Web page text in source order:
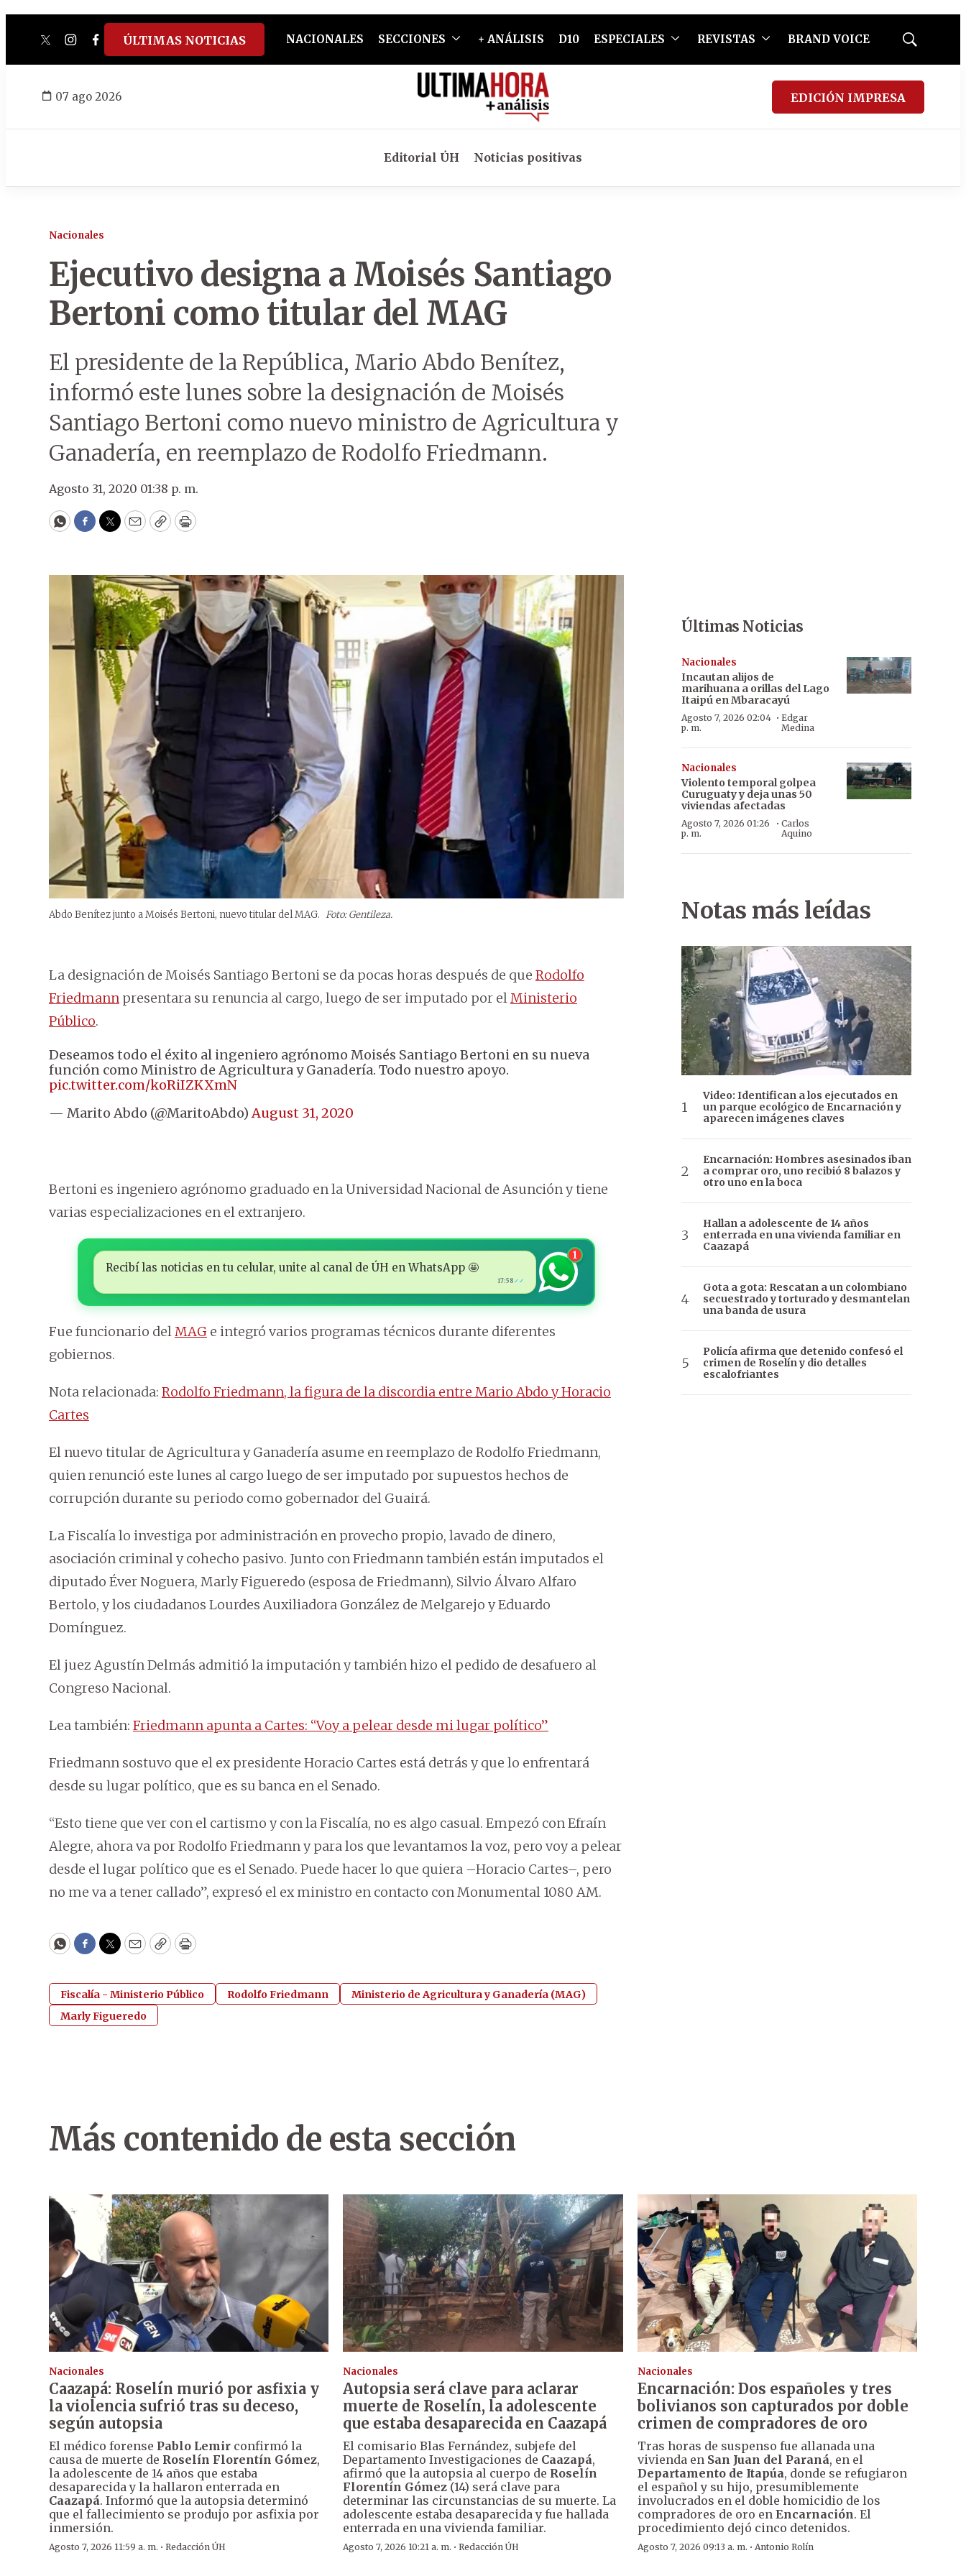
twitterinstagram
facebook
tiktokyoutube
spotify
ÚLTIMAS NOTICIAS NACIONALES SECCIONES + ANÁLISIS D10 ESPECIALES REVISTAS BRAND VOICE
Mostrar
07 ago 2026 EDICIÓN IMPRESA
Editorial ÚH Noticias positivas
Nacionales
Ejecutivo designa a Moisés Santiago
Bertoni como titular del MAG
El presidente de la República, Mario Abdo Benítez,
informó este lunes sobre la designación de Moisés
Santiago Bertoni como nuevo ministro de Agricultura y
Ganadería, en reemplazo de Rodolfo Friedmann.
Agosto 31, 2020 01:38 p. m.
WhatsApp
Facebook
Twitter
EmailCopyPrint
Abdo Benítez junto a Moisés Bertoni, nuevo titular del MAG. Foto: Gentileza.
La designación de Moisés Santiago Bertoni se da pocas horas después de que Rodolfo
Friedmann presentara su renuncia al cargo, luego de ser imputado por elMinisterio
Público.
Deseamos todo el éxito al ingeniero agrónomo Moisés Santiago Bertoni en su nueva
función como Ministro de Agricultura y Ganadería. Todo nuestro apoyo.
pic.twitter.com/koRiIZKXmN
— Marito Abdo (@MaritoAbdo)August 31, 2020
Bertoni es ingeniero agrónomo graduado en la Universidad Nacional de Asunción y tiene
varias especializaciones en el extranjero.
Recibí las noticias en tu celular, unite al canal de ÚH en WhatsApp 🤩
17:58 ✓✓
1
Fue funcionario delMAG e integró varios programas técnicos durante diferentes
gobiernos.
Nota relacionada: Rodolfo Friedmann, la figura de la discordia entre Mario Abdo y Horacio
Cartes
El nuevo titular de Agricultura y Ganadería asume en reemplazo de Rodolfo Friedmann,
quien renunció este lunes al cargo luego de ser imputado por supuestos hechos de
corrupción durante su periodo como gobernador del Guairá.
La Fiscalía lo investiga por administración en provecho propio, lavado de dinero,
asociación criminal y cohecho pasivo. Junto con Friedmann también están imputados el
diputado Éver Noguera, Marly Figueredo (esposa de Friedmann), Silvio Álvaro Alfaro
Bertolo, y los ciudadanos Lourdes Auxiliadora González de Melgarejo y Eduardo
Domínguez.
El juez Agustín Delmás admitió la imputación y también hizo el pedido de desafuero al
Congreso Nacional.
Lea también: Friedmann apunta a Cartes: “Voy a pelear desde mi lugar político”
Friedmann sostuvo que el ex presidente Horacio Cartes está detrás y que lo enfrentará
desde su lugar político, que es su banca en el Senado.
“Esto tiene que ver con el cartismo y con la Fiscalía, no es algo casual. Empezó con Efraín
Alegre, ahora va por Rodolfo Friedmann y para los que levantamos la voz, pero voy a pelear
desde el lugar político que es el Senado. Puede hacer lo que quiera –Horacio Cartes–, pero
no me va a tener callado”, expresó el ex ministro en contacto con Monumental 1080 AM.
WhatsApp
Facebook
Twitter
EmailCopyPrint
Fiscalía - Ministerio Público Rodolfo Friedmann
Ministerio de Agricultura y Ganadería (MAG)
Marly Figueredo
Últimas Noticias
Nacionales
Incautan alijos de
marihuana a orillas del Lago
Itaipú en Mbaracayú
Agosto 7, 2026 02:04
p. m.
· Edgar
Medina
Nacionales
Violento temporal golpea
Curuguaty y deja unas 50
viviendas afectadas
Agosto 7, 2026 01:26
p. m.
· Carlos
Aquino
Notas más leídas
Video: Identifican a los ejecutados en
un parque ecológico de Encarnación y
aparecen imágenes claves
Encarnación: Hombres asesinados iban
a comprar oro, uno recibió 8 balazos y
otro uno en la boca
Hallan a adolescente de 14 años
enterrada en una vivienda familiar en
Caazapá
Gota a gota: Rescatan a un colombiano
secuestrado y torturado y desmantelan
una banda de usura
Policía afirma que detenido confesó el
crimen de Roselín y dio detalles
escalofriantes
Más contenido de esta sección
Nacionales
Caazapá: Roselín murió por asfixia y
la violencia sufrió tras su deceso,
según autopsia
El médico forense Pablo Lemir confirmó la
causa de muerte de Roselín Florentín Gómez,
la adolescente de 14 años que estaba
desaparecida y la hallaron enterrada en
Caazapá. Informó que la autopsia determinó
que el fallecimiento se produjo por asfixia por
inmersión.
Agosto 7, 2026 11:59 a. m. · Redacción ÚH
Nacionales
Autopsia será clave para aclarar
muerte de Roselín, la adolescente
que estaba desaparecida en Caazapá
El comisario Blas Fernández, subjefe del
Departamento Investigaciones de Caazapá,
afirmó que la autopsia al cuerpo de Roselín
Florentín Gómez (14) será clave para
determinar las circunstancias de su muerte. La
adolescente estaba desaparecida y fue hallada
enterrada en una vivienda familiar.
Agosto 7, 2026 10:21 a. m. ·Redacción ÚH
Nacionales
Encarnación: Dos españoles y tres
bolivianos son capturados por doble
crimen de compradores de oro
Tras horas de suspenso fue allanada una
vivienda en San Juan del Paraná, en el
Departamento de Itapúa, donde se refugiaron
el español y su hijo, presumiblemente
involucrados en el doble homicidio de los
compradores de oro en Encarnación. El
procedimiento dejó cinco detenidos.
Agosto 7, 2026 09:13 a. m. · Antonio Rolín